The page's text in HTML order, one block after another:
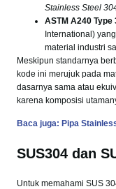
Stainless Steel
ASTM A240 Type
International)
material industri
Meskipun standarnya
kode ini merujuk pada
dasarnya sama atau
karena komposisi
Baca juga: Pipa
SUS304 dan
Untuk memahami SUS